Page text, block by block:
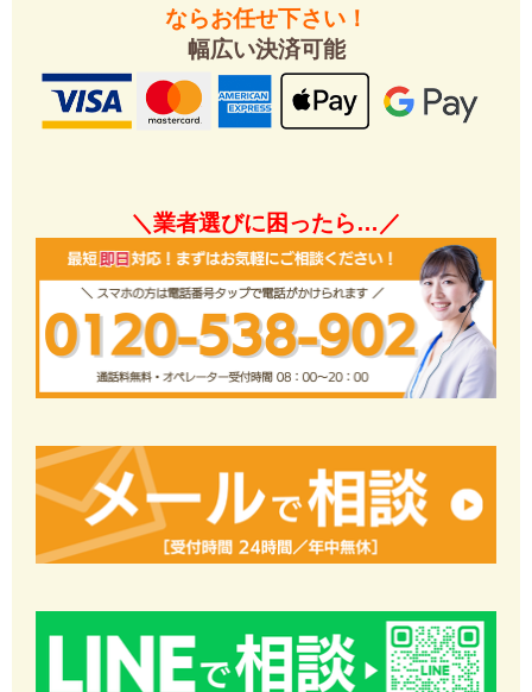
ならお任せ下さい！
幅広い決済可能
＼業者選びに困ったら…／